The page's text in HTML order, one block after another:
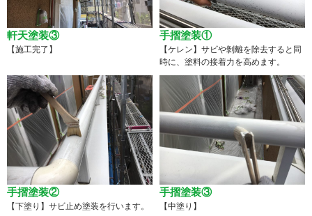
軒天塗装③
【施工完了】
手摺塗装①
【ケレン】サビや剝離を除去すると同
時に、塗料の接着力を高めます。
手摺塗装②
【下塗り】サビ止め塗装を行います。
手摺塗装③
【中塗り】